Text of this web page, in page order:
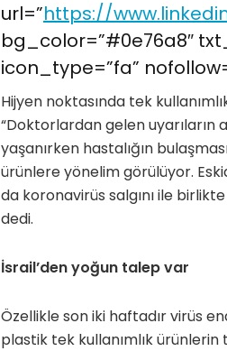
url=”https://
bg_color=”#0e76a8″
icon_type=”fa”
Hijyen noktasında tek
“Doktorlardan gelen uyarıların
yaşanırken hastalığın
ürünlere yönelim görülüyor.
da koronavirüs salgını ile
dedi.
İsrail’den yoğun talep var
Özellikle son iki haftadır virüs
plastik tek kullanımlık ürünlerin